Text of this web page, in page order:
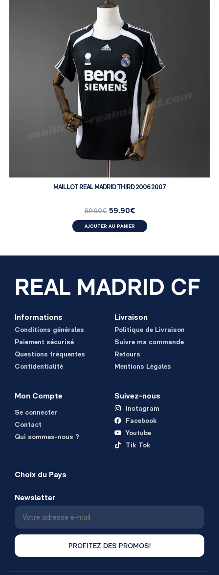
MAILLOT REAL MADRID THIRD 2006 2007
99.90€ 59.90€
AJOUTER AU PANIER
REAL MADRID CF
Informations
Conditions générales
Paiement sécurisé
Questions fréquentes
Confidentialité
Livraison
Politique de Livraison
Suivre ma commande
Retours
Mentions Légales
Mon Compte
Se connecter
Contact
Qui sommes-nous ?
Suivez-nous
Instagram
Facebook
Youtube
Tik Tok
Choix du Pays
Newsletter
PROFITEZ DES PROMOS!